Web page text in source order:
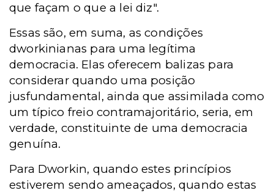
que façam o que a lei diz".
Essas são, em suma, as condições
dworkinianas para uma legítima
democracia. Elas oferecem balizas para
considerar quando uma posição
jusfundamental, ainda que assimilada como
um típico freio contramajoritário, seria, em
verdade, constituinte de uma democracia
genuína.
Para Dworkin, quando estes princípios
estiverem sendo ameaçados, quando estas